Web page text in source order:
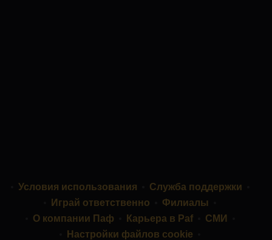
Условия использования
Служба поддержки
Играй ответственно
Филиалы
О компании Паф
Карьера в Paf
СМИ
Настройки файлов cookie